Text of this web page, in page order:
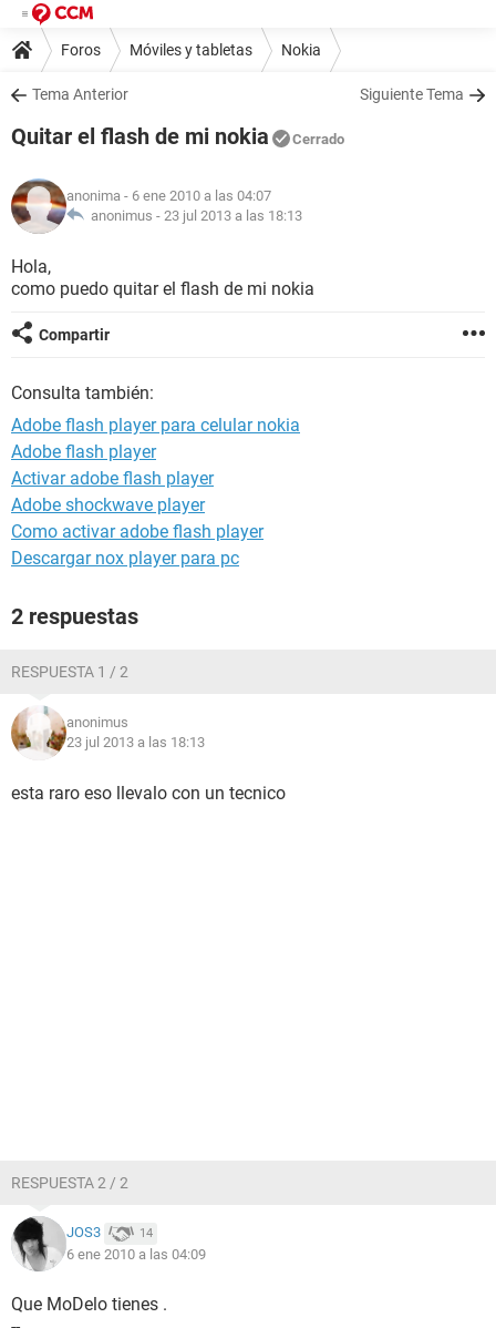
Foros Móviles y tabletas Nokia
Tema Anterior Siguiente Tema
Quitar el flash de mi nokia Cerrado
anonima - 6 ene 2010 a las 04:07
anonimus - 23 jul 2013 a las 18:13
Hola,
como puedo quitar el flash de mi nokia
Compartir
Consulta también:
Adobe flash player para celular nokia
Adobe flash player
Activar adobe flash player
Adobe shockwave player
Como activar adobe flash player
Descargar nox player para pc
2 respuestas
RESPUESTA 1 / 2
anonimus
23 jul 2013 a las 18:13
esta raro eso llevalo con un tecnico
RESPUESTA 2 / 2
JOS3 14
6 ene 2010 a las 04:09
Que MoDelo tienes .